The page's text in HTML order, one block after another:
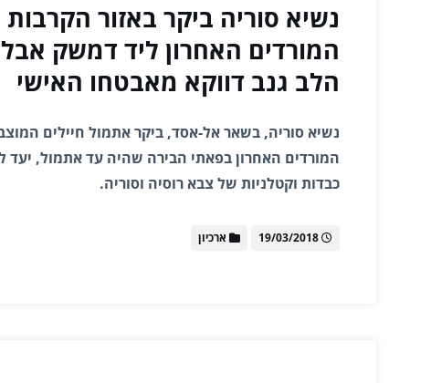
נשיא סוריה ביקר באזור הקרבות
המורדים האחרון ליד דמשק
הלב גנב דווקא מאבטחו האישי
נשיא סוריה, בשאר אל-אסד, ביקר אתמול חיילים
המורדים האחרון בפאתי הבירה שהיה עד אתמול, יעד
כבדות וקטלניות של צבא רוסיה וסוריה.
19/03/2018 ארכיון